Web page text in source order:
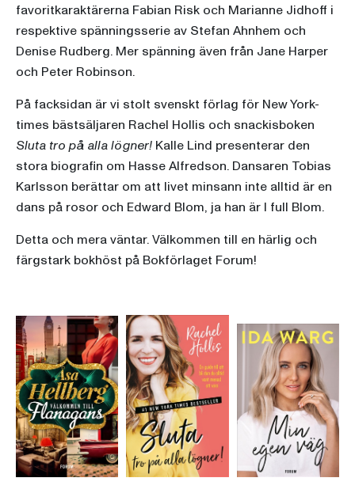
favoritkaraktärerna Fabian Risk och Marianne Jidhoff i
respektive spänningsserie av Stefan Ahnhem och
Denise Rudberg. Mer spänning även från Jane Harper
och Peter Robinson.
På facksidan är vi stolt svenskt förlag för New York-
times bästsäljaren Rachel Hollis och snackisboken
Sluta tro på alla lögner! Kalle Lind presenterar den
stora biografin om Hasse Alfredson. Dansaren Tobias
Karlsson berättar om att livet minsann inte alltid är en
dans på rosor och Edward Blom, ja han är I full Blom.
Detta och mera väntar. Välkommen till en härlig och
färgstark bokhöst på Bokförlaget Forum!